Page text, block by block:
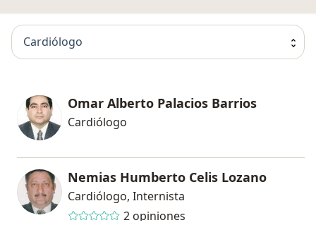
Cardiólogo
Omar Alberto Palacios Barrios
Cardiólogo
Nemias Humberto Celis Lozano
Cardiólogo, Internista
2 opiniones